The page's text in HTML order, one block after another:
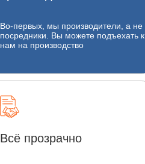
Во-первых, мы производители, а не
посредники. Вы можете подъехать к
нам на производство
Всё прозрачно